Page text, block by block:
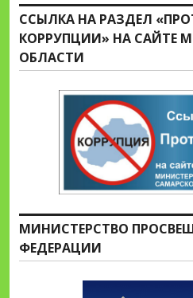
ССЫЛКА НА РАЗДЕЛ
КОРРУПЦИИ» НА САЙТЕ
ОБЛАСТИ
МИНИСТЕРСТВО
ФЕДЕРАЦИИ